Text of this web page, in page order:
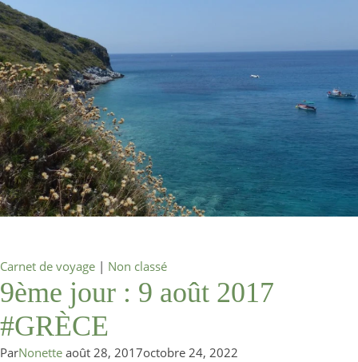
Carnet de voyage | Non classé
9ème jour : 9 août 2017
#GRÈCE
ParNonette août 28, 2017octobre 24, 2022